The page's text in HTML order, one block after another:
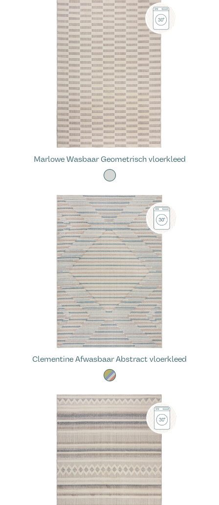
Marlowe Wasbaar Geometrisch vloerkleed
Clementine Afwasbaar Abstract vloerkleed